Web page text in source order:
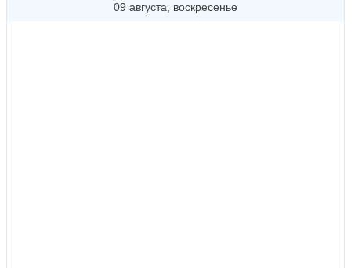
09 августа, воскресенье